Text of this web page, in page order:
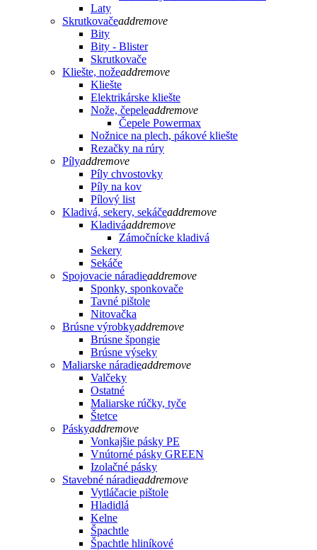
Laty
Skrutkovačeaddremove
Bity
Bity - Blister
Skrutkovače
Kliešte, nožeaddremove
Kliešte
Elektrikárske kliešte
Nože, čepeleaddremove
Čepele Powermax
Nožnice na plech, pákové kliešte
Rezačky na rúry
Pílyaddremove
Píly chvostovky
Píly na kov
Pílový list
Kladivá, sekery, sekáčeaddremove
Kladiváaddremove
Zámočnícke kladivá
Sekery
Sekáče
Spojovacie náradieaddremove
Sponky, sponkovače
Tavné pištole
Nitovačka
Brúsne výrobkyaddremove
Brúsne špongie
Brúsne výseky
Maliarske náradieaddremove
Valčeky
Ostatné
Maliarske rúčky, tyče
Štetce
Páskyaddremove
Vonkajšie pásky PE
Vnútorné pásky GREEN
Izolačné pásky
Stavebné náradieaddremove
Vytláčacie pištole
Hladidlá
Kelne
Špachtle
Špachtle hliníkové